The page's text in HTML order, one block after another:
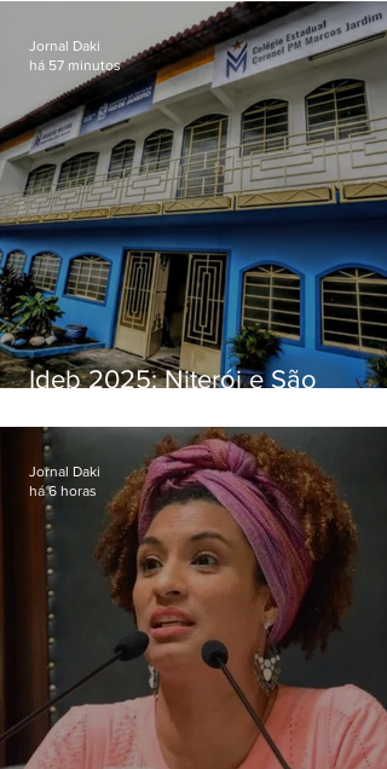
Ideb 2025: Niterói e São
distintos no ensino médio; veja
Jornal Daki
há 57 minutos
Jornal Daki
há 6 horas